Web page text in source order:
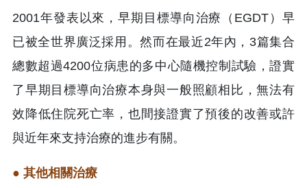
2001年發表以來，早期目標導向治療（EGDT）早
已被全世界廣泛採用。然而在最近2年內，3篇集合
總數超過4200位病患的多中心隨機控制試驗，證實
了早期目標導向治療本身與一般照顧相比，無法有
效降低住院死亡率，也間接證實了預後的改善或許
與近年來支持治療的進步有關。
● 其他相關治療